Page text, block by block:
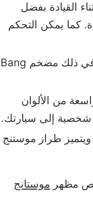
عالية أثناء القيادة بفضل
كما يمكن التحكم
مزود بمكبر صوت بـ 12 مكبرًا صوتيًا بما في ذلك مضخم Bang
مجموعة واسعة من الألوان
شخصية إلى سيارتك.
طراز موستنج
مظهر موستانج